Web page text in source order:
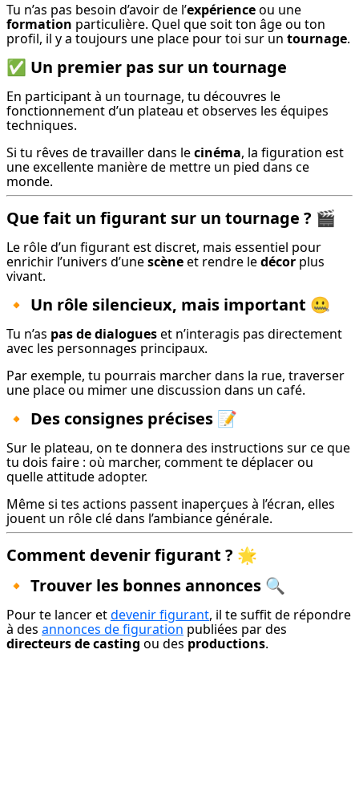
Tu n’as pas besoin d’avoir de l’expérience
formation particulière. Quel que soit ton âge ou ton
profil, il y a toujours une place pour toi sur un tournage.
✅ Un premier pas sur un tournage
En participant à un tournage, tu découvres le
fonctionnement d’un plateau et observes les équipes
techniques.
Si tu rêves de travailler dans le cinéma, la figuration est
une excellente manière de mettre un pied dans ce
monde.
Que fait un figurant sur un tournage ? 🎬
Le rôle d’un figurant est discret, mais essentiel pour
enrichir l’univers d’une scène et rendre le décor plus
vivant.
🔸 Un rôle silencieux, mais important 🤐
Tu n’as pas de dialogues et n’interagis pas directement
avec les personnages principaux.
Par exemple, tu pourrais marcher dans la rue, traverser
une place ou mimer une discussion dans un café.
🔸 Des consignes précises 📝
Sur le plateau, on te donnera des instructions sur ce que
tu dois faire : où marcher, comment te déplacer ou
quelle attitude adopter.
Même si tes actions passent inaperçues à l’écran, elles
jouent un rôle clé dans l’ambiance générale.
Comment devenir figurant ? 🌟
🔸 Trouver les bonnes annonces 🔍
Pour te lancer et devenir figurant, il te suffit de répondre
à des annonces de figuration
directeurs de casting ou des productions.